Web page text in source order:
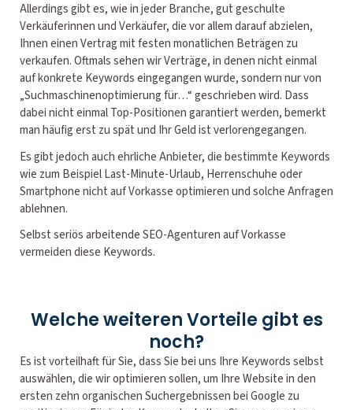
Allerdings gibt es, wie in jeder Branche, gut geschulte
Verkäuferinnen und Verkäufer, die vor allem darauf abzielen,
Ihnen einen Vertrag mit festen monatlichen Beträgen zu
verkaufen. Oftmals sehen wir Verträge, in denen nicht einmal
auf konkrete Keywords eingegangen wurde, sondern nur von
„Suchmaschinenoptimierung für…“ geschrieben wird. Dass
dabei nicht einmal Top-Positionen garantiert werden, bemerkt
man häufig erst zu spät und Ihr Geld ist verlorengegangen.
Es gibt jedoch auch ehrliche Anbieter, die bestimmte Keywords
wie zum Beispiel Last-Minute-Urlaub, Herrenschuhe oder
Smartphone nicht auf Vorkasse optimieren und solche Anfragen
ablehnen.
Selbst seriös arbeitende SEO-Agenturen auf Vorkasse
vermeiden diese Keywords.
Welche weiteren Vorteile gibt es
noch?
Es ist vorteilhaft für Sie, dass Sie bei uns Ihre Keywords selbst
auswählen, die wir optimieren sollen, um Ihre Website in den
ersten zehn organischen Suchergebnissen bei Google zu